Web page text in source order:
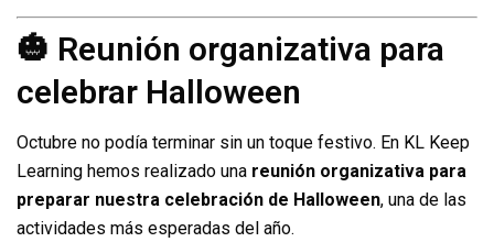
🎃 Reunión organizativa para
celebrar Halloween
Octubre no podía terminar sin un toque festivo. En KL Keep
Learning hemos realizado una reunión organizativa para
preparar nuestra celebración de Halloween, una de las
actividades más esperadas del año.